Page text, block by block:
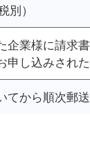
別）
企業様に請求
申し込みされ
てから順次郵送